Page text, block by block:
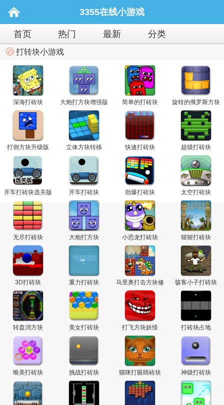
3355在线小游戏
首页 热门 最新 分类
打转块小游戏
深海打砖块 大炮打方块增强版 简单的打砖块 旋转的俄罗斯方块
打倒方块升级版 立体方块转移 快速打砖块 超级打砖块
开车打砖块选关版 开车打砖块 劲爆打砖块 太空打砖块
无尽打砖块 大炮打方块 小恐龙打砖块 猩猩打砖块
3D打砖块 重力打砖块
马里奥打击方块修
改版
骇客小子打砖块
转盘消方块 美女打砖块 打飞方块妖怪 打砖块占地
唯美打砖块 挑战打砖块 猫咪打眼睛砖块 神级打砖块